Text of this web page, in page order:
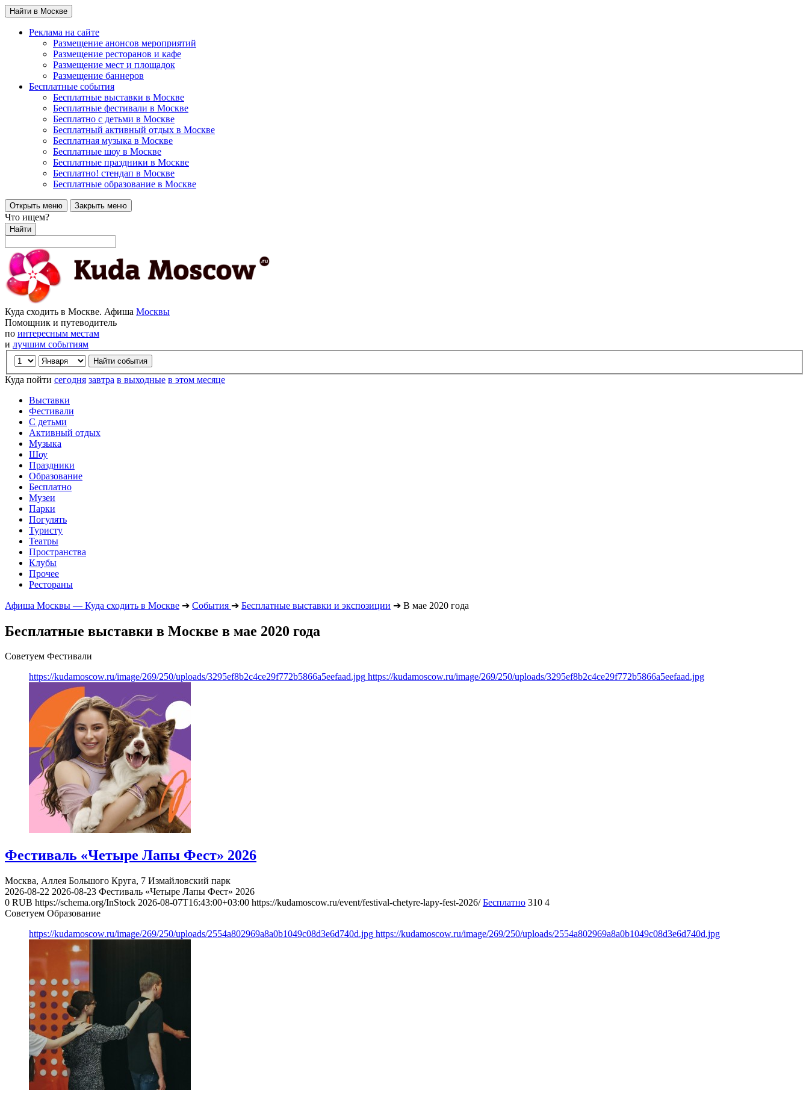
Найти в Москве
Реклама на сайте
Размещение анонсов мероприятий
Размещение ресторанов и кафе
Размещение мест и площадок
Размещение баннеров
Бесплатные события
Бесплатные выставки в Москве
Бесплатные фестивали в Москве
Бесплатно с детьми в Москве
Бесплатный активный отдых в Москве
Бесплатная музыка в Москве
Бесплатные шоу в Москве
Бесплатные праздники в Москве
Бесплатно! стендап в Москве
Бесплатные образование в Москве
Открыть меню Закрыть меню
Что ищем?
Найти
Куда сходить в Москве. Афиша Москвы
Помощник и путеводитель
по интересным местам
и лучшим событиям
Куда пойти сегодня завтра в выходные в этом месяце
Выставки
Фестивали
С детьми
Активный отдых
Музыка
Шоу
Праздники
Образование
Бесплатно
Музеи
Парки
Погулять
Туристу
Театры
Пространства
Клубы
Прочее
Рестораны
Афиша Москвы — Куда сходить в Москве ➔ События ➔ Бесплатные выставки и экспозиции ➔ В мае 2020 года
Бесплатные выставки в Москве в мае 2020 года
Советуем Фестивали
https://kudamoscow.ru/image/269/250/uploads/3295ef8b2c4ce29f772b5866a5eefaad.jpg https://kudamoscow.ru/image/269/250/uploads/3295ef8b2c4ce29f772b5866a5eefaad.jpg
Фестиваль «Четыре Лапы Фест» 2026
Москва, Аллея Большого Круга, 7 Измайловский парк
2026-08-22 2026-08-23 Фестиваль «Четыре Лапы Фест» 2026
0 RUB https://schema.org/InStock 2026-08-07T16:43:00+03:00 https://kudamoscow.ru/event/festival-chetyre-lapy-fest-2026/ Бесплатно 310 4
Советуем Образование
https://kudamoscow.ru/image/269/250/uploads/2554a802969a8a0b1049c08d3e6d740d.jpg https://kudamoscow.ru/image/269/250/uploads/2554a802969a8a0b1049c08d3e6d740d.jpg